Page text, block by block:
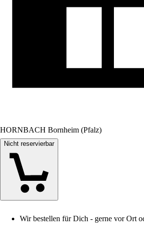
HORNBACH Bornheim (Pfalz)
Nicht reservierbar
Wir bestellen für Dich - gerne vor Ort